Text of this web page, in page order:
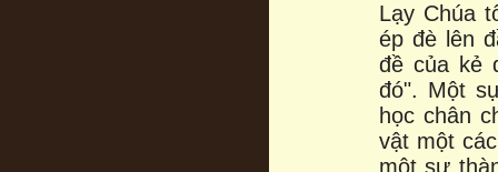
Lạy Chúa
ép đè lên
đề của kẻ
đó". Một
học chân
vật một
một sự